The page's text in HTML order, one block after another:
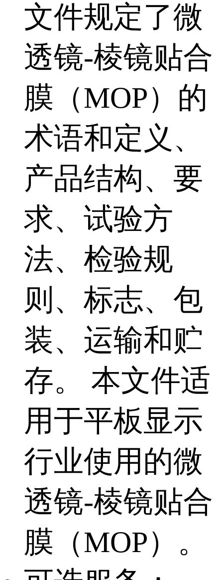
文件规定了微
透镜-棱镜贴合
膜（MOP）的
术语和定义、
产品结构、要
求、试验方
法、检验规
则、标志、包
装、运输和贮
存。 本文件适
用于平板显示
行业使用的微
透镜-棱镜贴合
膜（MOP）。